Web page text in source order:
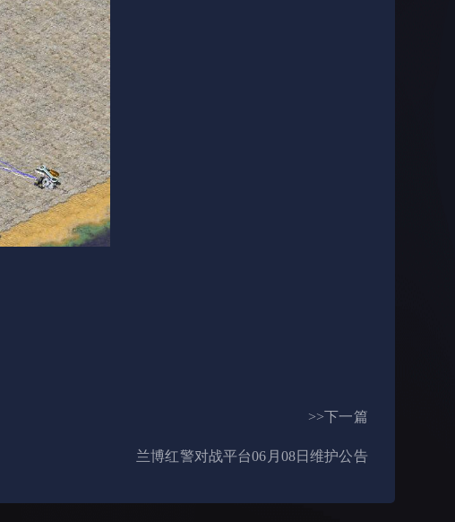
>>下一篇
兰博红警对战平台06月08日维护公告